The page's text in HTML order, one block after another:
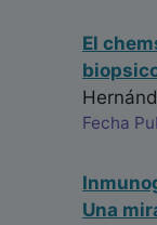
El
Fecha
Una